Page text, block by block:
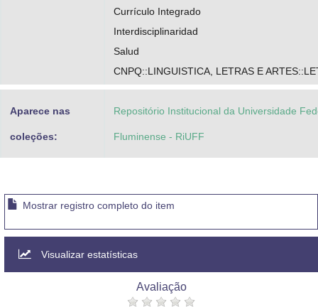
Currículo Integrado
Interdisciplinaridad
Salud
CNPQ::LINGUISTICA, LETRAS E
Aparece nas
coleções:
Repositório Institucional da Universidade
Fluminense - RiUFF
Mostrar registro completo do item
Visualizar estatísticas
Avaliação